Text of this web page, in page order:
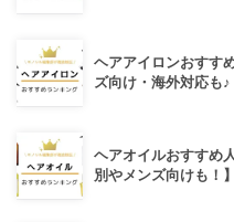
ヘアアイロンおすす
ズ向け・海外対応も♪
ヘアオイルおすすめ
別やメンズ向けも！】